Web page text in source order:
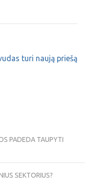
turi naują priešą
PADEDA TAUPYTI
SEKTORIUS?